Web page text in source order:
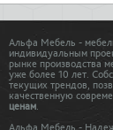
Альфа Мебель -
индивидуальным
рынке производства
уже более 10 лет.
текущих трендов,
качественную
ценам.